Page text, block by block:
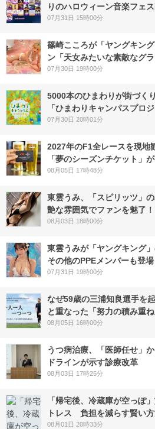
りのハロウィーン音楽フェ
07月31日 15時00分
篠崎こころが「ヤングキン
ン「天女みたいな素敵なグラ
07月30日 19時00分
5000本のひまわりが街づく
「ひまわりキャンパスプロ
07月30日 20時01分
2027年のF1全レースを現地
「夢のシーズンチケット」
08月05日 17時48分
東雲うみ、「スピリッツ」
艶な雰囲気でファンを魅了！
08月03日 18時00分
東雲うみが「ヤングキング
その他のPPEメンバーも登場
07月31日 19時00分
なぜ59歳の三浦知良選手を
と重なった「努力の積み重ね
08月05日 16時00分
うつ病治療、「医師任せ」
ドラインが示す診療改革
08月03日 17時25分
「帰宅後、冷蔵庫が空っぽ
トレス 負担を減らす賢い
08月01日 20時33分